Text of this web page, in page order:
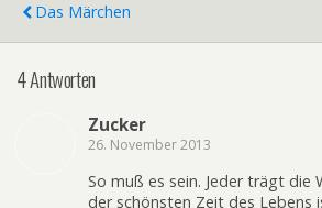
Das Märchen
4 Antworten
Zucker
26. November 2013
So muß es sein. Jeder trägt die
der schönsten Zeit des Lebens